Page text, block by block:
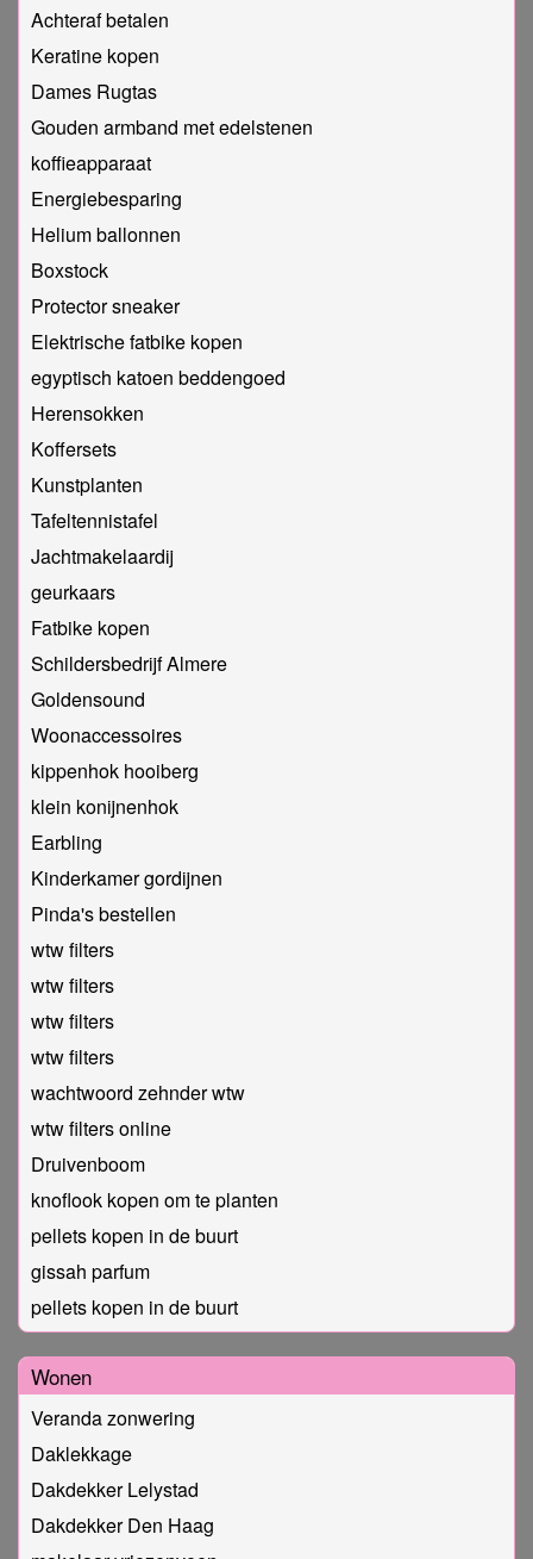
Achteraf betalen
Keratine kopen
Dames Rugtas
Gouden armband met edelstenen
koffieapparaat
Energiebesparing
Helium ballonnen
Boxstock
Protector sneaker
Elektrische fatbike kopen
egyptisch katoen beddengoed
Herensokken
Koffersets
Kunstplanten
Tafeltennistafel
Jachtmakelaardij
geurkaars
Fatbike kopen
Schildersbedrijf Almere
Goldensound
Woonaccessoires
kippenhok hooiberg
klein konijnenhok
Earbling
Kinderkamer gordijnen
Pinda's bestellen
wtw filters
wtw filters
wtw filters
wtw filters
wachtwoord zehnder wtw
wtw filters online
Druivenboom
knoflook kopen om te planten
pellets kopen in de buurt
gissah parfum
pellets kopen in de buurt
Wonen
Veranda zonwering
Daklekkage
Dakdekker Lelystad
Dakdekker Den Haag